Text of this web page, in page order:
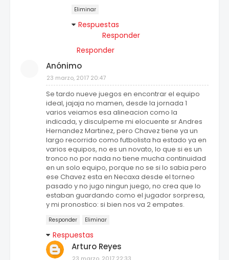
Eliminar
Respuestas
Responder
Responder
Anónimo
23 marzo, 2017 20:47
Se tardo nueve juegos en encontrar el equipo
ideal, jajaja no mamen, desde la jornada 1
varios veiamos esa alineacion como la
indicada, y disculpeme mi elocuente sr Andres
Hernandez Martinez, pero Chavez tiene ya un
largo recorrido como futbolista ha estado ya en
varios equipos, no es un novato, lo que si es un
tronco no por nada no tiene mucha continuidad
en un solo equipo, porque no se si lo sabia pero
ese Chavez esta en Necaxa desde el torneo
pasado y no jugo ningun juego, no crea que lo
estaban guardando como el jugador sorpresa,
y mi pronostico: si bien nos va 2 empates.
Responder Eliminar
Respuestas
Arturo Reyes